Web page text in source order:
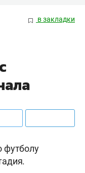
в закладки
футболу